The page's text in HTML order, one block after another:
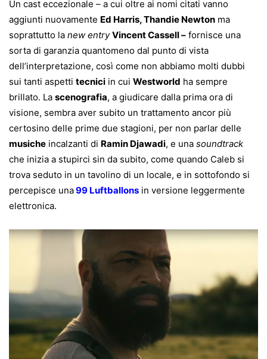
Un cast eccezionale – a cui oltre ai nomi citati vanno
aggiunti nuovamente Ed Harris, Thandie Newton ma
soprattutto la new entry Vincent Cassell – fornisce una
sorta di garanzia quantomeno dal punto di vista
dell’interpretazione, così come non abbiamo molti dubbi
sui tanti aspetti tecnici in cui Westworld ha sempre
brillato. La scenografia, a giudicare dalla prima ora di
visione, sembra aver subito un trattamento ancor più
certosino delle prime due stagioni, per non parlar delle
musiche incalzanti di Ramin Djawadi, e una soundtrack
che inizia a stupirci sin da subito, come quando Caleb si
trova seduto in un tavolino di un locale, e in sottofondo si
percepisce una99 Luftballons in versione leggermente
elettronica.